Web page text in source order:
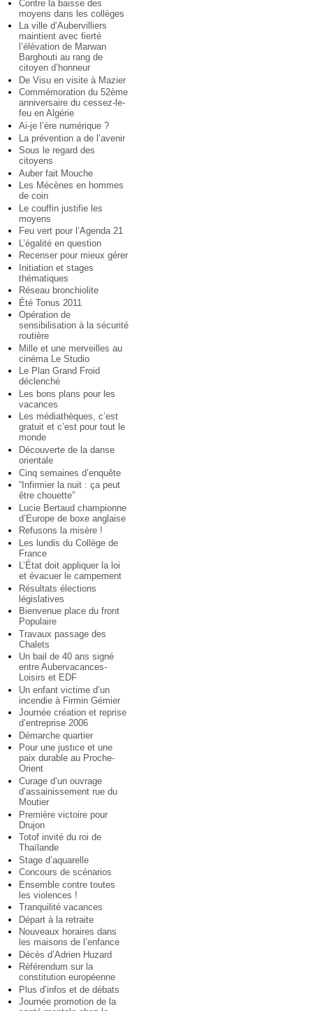
Contre la baisse des
moyens dans les collèges
La ville d’Aubervilliers
maintient avec fierté
l’élévation de Marwan
Barghouti au rang de
citoyen d’honneur
De Visu en visite à Mazier
Commémoration du 52ème
anniversaire du cessez-le-
feu en Algérie
Ai-je l’ère numérique ?
La prévention a de l’avenir
Sous le regard des
citoyens
Auber fait Mouche
Les Mécènes en hommes
de coin
Le couffin justifie les
moyens
Feu vert pour l’Agenda 21
L’égalité en question
Recenser pour mieux gérer
Initiation et stages
thématiques
Réseau bronchiolite
Été Tonus 2011
Opération de
sensibilisation à la sécurité
routière
Mille et une merveilles au
cinéma Le Studio
Le Plan Grand Froid
déclenché
Les bons plans pour les
vacances
Les médiathèques, c’est
gratuit et c’est pour tout le
monde
Découverte de la danse
orientale
Cinq semaines d’enquête
“Infirmier la nuit : ça peut
être chouette”
Lucie Bertaud championne
d’Europe de boxe anglaise
Refusons la misère !
Les lundis du Collège de
France
L’État doit appliquer la loi
et évacuer le campement
Résultats élections
législatives
Bienvenue place du front
Populaire
Travaux passage des
Chalets
Un bail de 40 ans signé
entre Aubervacances-
Loisirs et EDF
Un enfant victime d’un
incendie à Firmin Gémier
Journée création et reprise
d’entreprise 2006
Démarche quartier
Pour une justice et une
paix durable au Proche-
Orient
Curage d’un ouvrage
d’assainissement rue du
Moutier
Première victoire pour
Drujon
Totof invité du roi de
Thaïlande
Stage d’aquarelle
Concours de scénarios
Ensemble contre toutes
les violences !
Tranquilité vacances
Départ à la retraite
Nouveaux horaires dans
les maisons de l’enfance
Décès d’Adrien Huzard
Référendum sur la
constitution européenne
Plus d’infos et de débats
Journée promotion de la